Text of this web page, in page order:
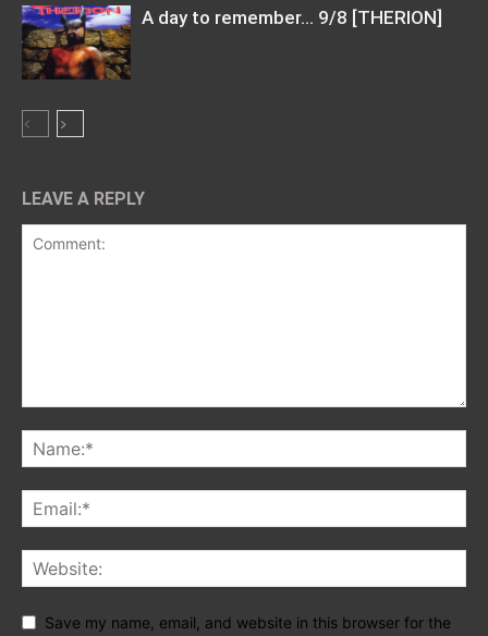
A day to remember… 9/8 [THERION]
LEAVE A REPLY
Save my name, email, and website in this browser for the